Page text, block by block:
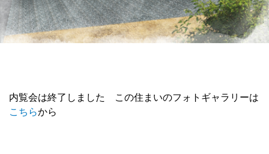
内覧会は終了しました この住まいのフォトギャラリーは
こちらから